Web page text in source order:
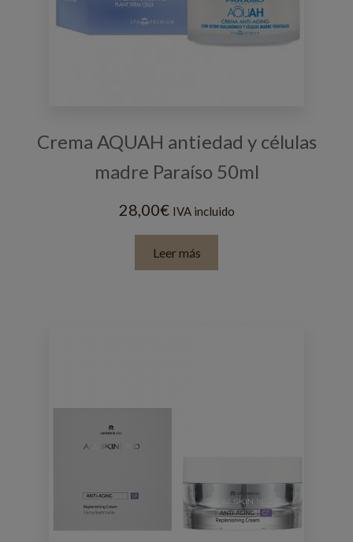
Crema AQUAH antiedad y células
madre Paraíso 50ml
28,00€ IVA incluido
Leer más